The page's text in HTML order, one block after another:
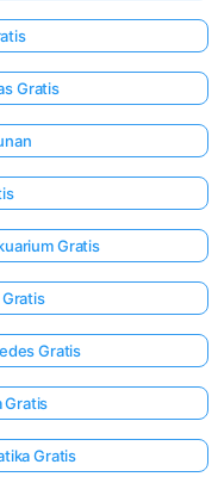
Gratis
Gratis
Gratis
Gratis
Gratis